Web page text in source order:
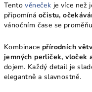
Tentověneček je více než
připomínáočistu,
vánočním čase se
Kombinace přírodních
jemných perliček, vloček
dojem. Každý detail je
elegantně a slavnostně.